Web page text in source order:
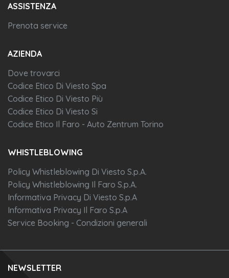
ASSISTENZA
Prenota service
AZIENDA
Dove trovarci
Codice Etico Di Viesto Spa
Codice Etico Di Viesto Più
Codice Etico Di Viesto Si
Codice Etico Il Faro - Auto Zentrum Torino
WHISTLEBLOWING
Policy Whistleblowing Di Viesto S.p.A.
Policy Whistleblowing Il Faro S.p.A.
Informativa Privacy Di Viesto S.p.A
Informativa Privacy Il Faro S.p.A
Service Booking - Condizioni generali
NEWSLETTER